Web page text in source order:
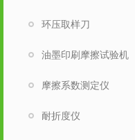
环压取样刀
油墨印刷摩擦试验机
摩擦系数测定仪
耐折度仪